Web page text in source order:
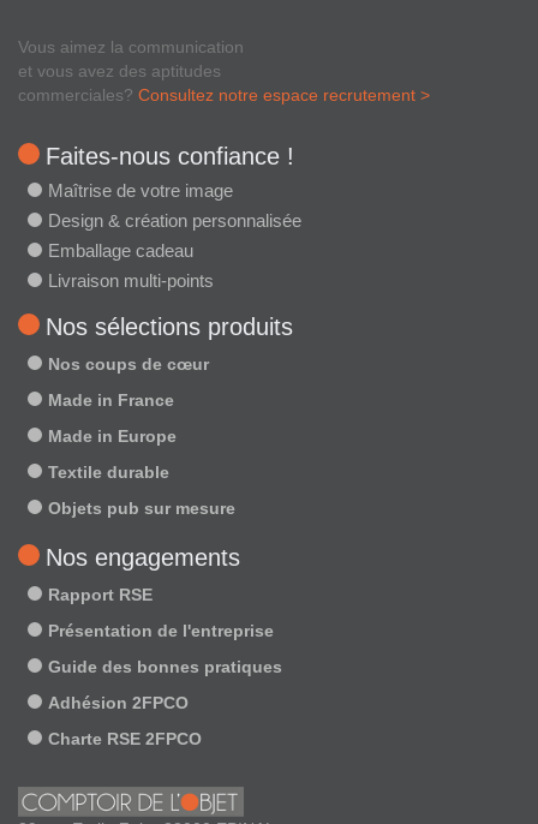
Vous aimez la communication
et vous avez des aptitudes
commerciales? Consultez notre espace recrutement >
Faites-nous confiance !
Maîtrise de votre image
Design & création personnalisée
Emballage cadeau
Livraison multi-points
Nos sélections produits
Nos coups de cœur
Made in France
Made in Europe
Textile durable
Objets pub sur mesure
Nos engagements
Rapport RSE
Présentation de l'entreprise
Guide des bonnes pratiques
Adhésion 2FPCO
Charte RSE 2FPCO